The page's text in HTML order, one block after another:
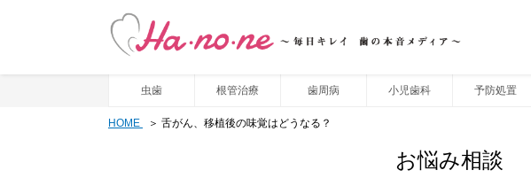
虫歯 根管治療 歯周病 小児歯科 予防処置
HOME 舌がん、移植後の味覚はどうなる？
お悩み相談